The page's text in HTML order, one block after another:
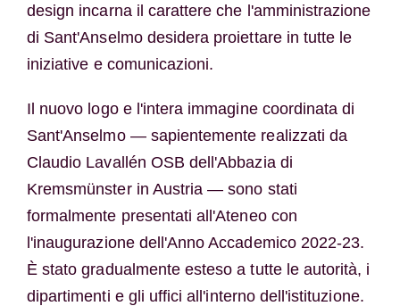
design incarna il carattere che l'amministrazione
di Sant'Anselmo desidera proiettare in tutte le
iniziative e comunicazioni.
Il nuovo logo e l'intera immagine coordinata di
Sant'Anselmo — sapientemente realizzati da
Claudio Lavallén OSB dell'Abbazia di
Kremsmünster in Austria — sono stati
formalmente presentati all'Ateneo con
l'inaugurazione dell'Anno Accademico 2022-23.
È stato gradualmente esteso a tutte le autorità, i
dipartimenti e gli uffici all'interno dell'istituzione.